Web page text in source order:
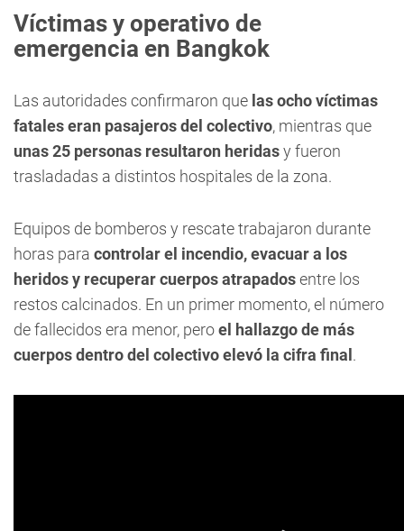
Víctimas y operativo de
emergencia en Bangkok
Las autoridades confirmaron que las ocho víctimas
fatales eran pasajeros del colectivo, mientras que
unas 25 personas resultaron heridasy fueron
trasladadas a distintos hospitales de la zona.
Equipos de bomberos y rescate trabajaron durante
horas para controlar el incendio, evacuar a los
heridos y recuperar cuerpos atrapadosentre los
restos calcinados. En un primer momento, el número
de fallecidos era menor, peroel hallazgo de más
cuerpos dentro del colectivo elevó la cifra final .